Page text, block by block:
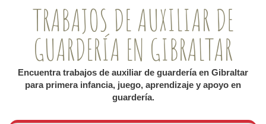
TRABAJOS DE AUXILIAR DE
GUARDERÍA EN GIBRALTAR
Encuentra trabajos de auxiliar de guardería en Gibraltar
para primera infancia, juego, aprendizaje y apoyo en
guardería.